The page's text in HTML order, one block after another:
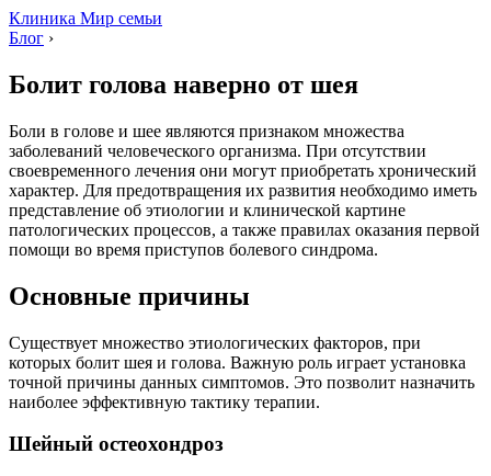
Клиника Мир семьи
Блог ›
Болит голова наверно от шея
Боли в голове и шее являются признаком множества
заболеваний человеческого организма. При отсутствии
своевременного лечения они могут приобретать хронический
характер. Для предотвращения их развития необходимо иметь
представление об этиологии и клинической картине
патологических процессов, а также правилах оказания первой
помощи во время приступов болевого синдрома.
Основные причины
Существует множество этиологических факторов, при
которых болит шея и голова. Важную роль играет установка
точной причины данных симптомов. Это позволит назначить
наиболее эффективную тактику терапии.
Шейный остеохондроз